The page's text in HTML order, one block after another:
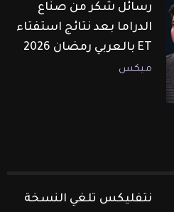
رسائل شكر من صنّاع
الدراما بعد نتائج استفتاء
ET بالعربي رمضان 2026
ميكس
نتفليكس تلغي النسخة